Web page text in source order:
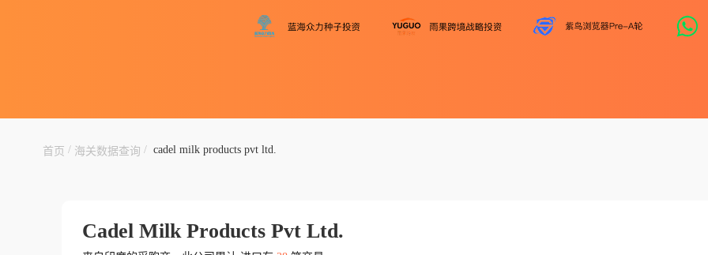
首页 / 海关数据查询 / cadel milk products pvt ltd.
Cadel Milk Products Pvt Ltd.